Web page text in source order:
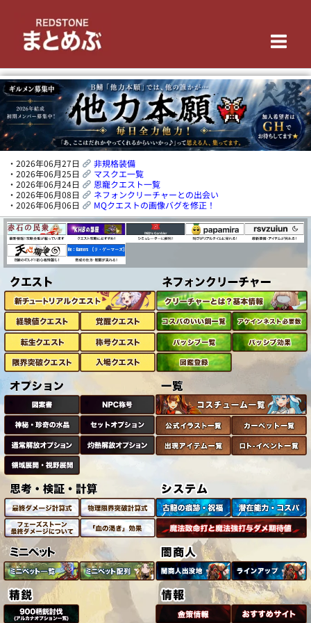
キ
ッ
プ
・2026年06月27日
非規格装備
・2026年06月25日
マスクエ一覧
・2026年06月24日
恩寵クエスト一覧
・2026年06月08日
ネフォンクリーチャーとの出会い
・2026年06月06日
MQクエストの画像バグを修正！